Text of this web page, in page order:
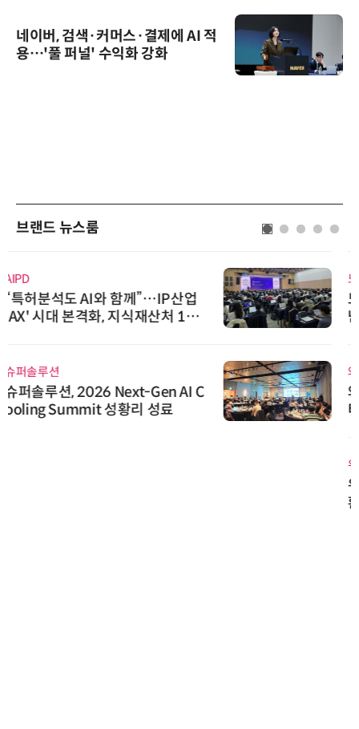
네이버, 검색·커머스·결제에 AI 적
용…'풀 퍼널' 수익화 강화
브랜드 뉴스룸
노보센스
노보센스, PWM 고주파 과도 간섭
난제 극복…차량용 전류 감지 증폭
와이즈스톤
와이즈스톤, 마틸로에이아이의 '멀
티모달 생물자원 빅데이터'에 DQ